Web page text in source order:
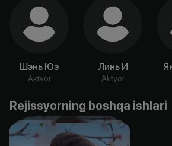
Шэнь Юэ
Aktyor
Линь И
Aktyor
Rejissyorning boshqa ishlari